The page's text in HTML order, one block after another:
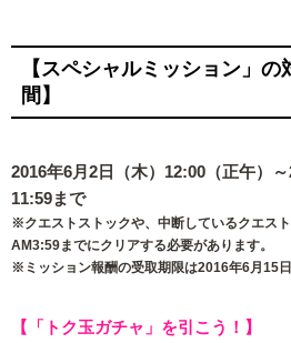
【スペシャルミッション」
間】
2016年6月2日（木）12:00（正午）～
11:59まで
※クエストストックや、中断しているクエス
AM3:59までにクリアする必要があります。
※ミッション報酬の受取期限は2016年6月15
【「トク玉ガチャ」を引こう！】